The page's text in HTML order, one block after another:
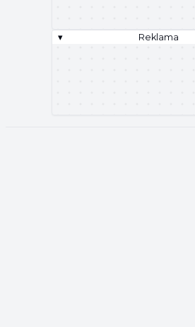
▾ Reklama